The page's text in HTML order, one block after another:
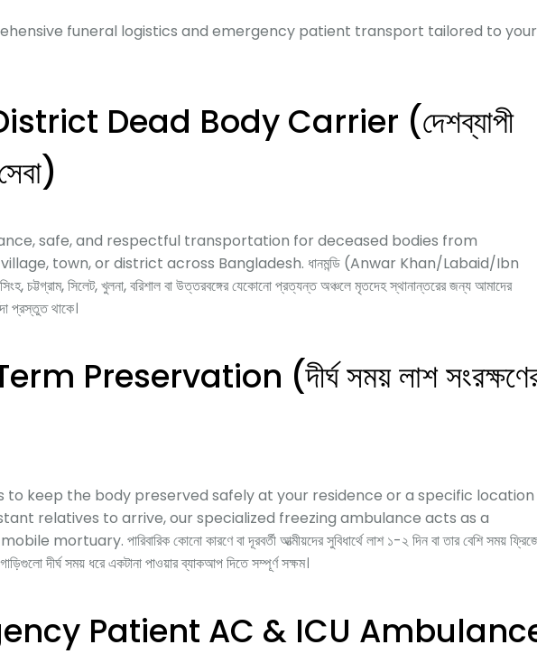
funeral logistics and emergency patient transport tailored to your
Dead Body Carrier (দেশব্যাপী
safe, and respectful transportation for deceased bodies from
town, or district across Bangladesh. ধানমন্ডি (Anwar Khan/Labaid/Ibn
চট্টগ্রাম, সিলেট, খুলনা, বরিশাল বা উত্তরবঙ্গের যেকোনো প্রত্যন্ত অঞ্চলে মৃতদেহ স্থানান্তরের জন্য আমাদের
প্রস্তুত থাকে।
Preservation (দীর্ঘ সময় লাশ
to keep the body preserved safely at your residence or a specific location
relatives to arrive, our specialized freezing ambulance acts as a
পারিবারিক কোনো কারণে বা দূরবর্তী আত্মীয়দের সুবিধার্থে লাশ ১-২ দিন বা তার বেশি সময়
দীর্ঘ সময় ধরে একটানা পাওয়ার ব্যাকআপ দিতে সম্পূর্ণ সক্ষম।
Patient AC & ICU